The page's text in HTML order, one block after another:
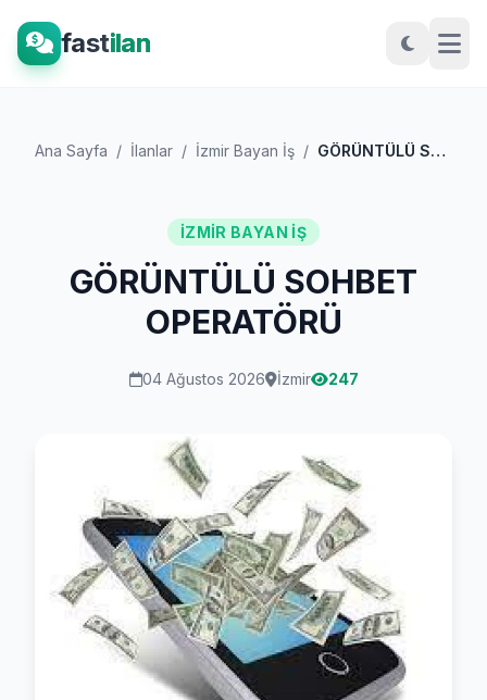
fastilan
Ana Sayfa / İlanlar / İzmir Bayan İş / GÖRÜNTÜLÜ SOHBET OPERATÖRÜ
İZMIR BAYAN İŞ
GÖRÜNTÜLÜ SOHBET
OPERATÖRÜ
04 Ağustos 2026 İzmir 247